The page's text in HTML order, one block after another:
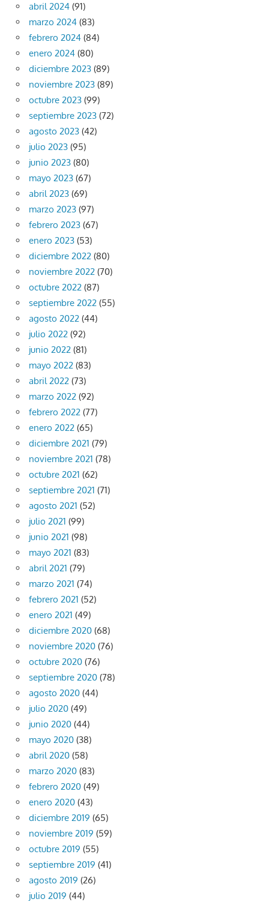
abril 2024 (91)
marzo 2024 (83)
febrero 2024 (84)
enero 2024 (80)
diciembre 2023 (89)
noviembre 2023 (89)
octubre 2023 (99)
septiembre 2023 (72)
agosto 2023 (42)
julio 2023 (95)
junio 2023 (80)
mayo 2023 (67)
abril 2023 (69)
marzo 2023 (97)
febrero 2023 (67)
enero 2023 (53)
diciembre 2022 (80)
noviembre 2022 (70)
octubre 2022 (87)
septiembre 2022 (55)
agosto 2022 (44)
julio 2022 (92)
junio 2022 (81)
mayo 2022 (83)
abril 2022 (73)
marzo 2022 (92)
febrero 2022 (77)
enero 2022 (65)
diciembre 2021 (79)
noviembre 2021 (78)
octubre 2021 (62)
septiembre 2021 (71)
agosto 2021 (52)
julio 2021 (99)
junio 2021 (98)
mayo 2021 (83)
abril 2021 (79)
marzo 2021 (74)
febrero 2021 (52)
enero 2021 (49)
diciembre 2020 (68)
noviembre 2020 (76)
octubre 2020 (76)
septiembre 2020 (78)
agosto 2020 (44)
julio 2020 (49)
junio 2020 (44)
mayo 2020 (38)
abril 2020 (58)
marzo 2020 (83)
febrero 2020 (49)
enero 2020 (43)
diciembre 2019 (65)
noviembre 2019 (59)
octubre 2019 (55)
septiembre 2019 (41)
agosto 2019 (26)
julio 2019 (44)